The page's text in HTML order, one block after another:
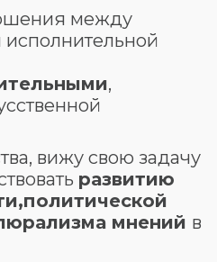
между
исполнительной
,
вижу свою задачу
развитию
политической
мнений в